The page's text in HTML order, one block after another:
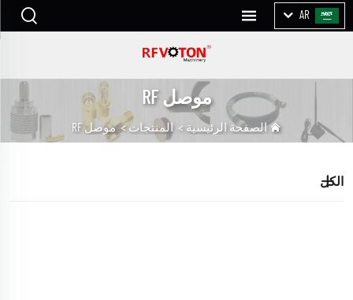
AR
موصل RF
الصفحة الرئيسية > المنتجات>موصل RF
الكل